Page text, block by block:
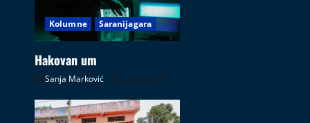
Kolumne Saranijagara
Hakovan um
Sanja Marković 26.07.2026